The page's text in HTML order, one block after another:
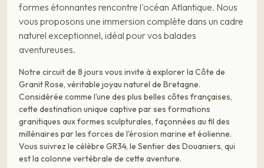
formes étonnantes rencontre l'océan Atlantique. Nous
vous proposons une immersion complète dans un cadre
naturel exceptionnel, idéal pour vos balades
aventureuses.
Notre circuit de 8 jours vous invite à explorer la Côte de
Granit Rose, véritable joyau naturel de Bretagne.
Considérée comme l’une des plus belles côtes françaises,
cette destination unique captive par ses formations
granitiques aux formes sculpturales, façonnées au fil des
millénaires par les forces de l'érosion marine et éolienne.
Vous suivrez le célèbre GR34, le Sentier des Douaniers, qui
est la colonne vertébrale de cette aventure.